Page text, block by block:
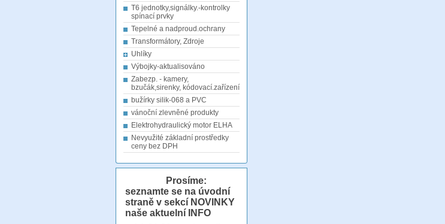
T6 jednotky,signálky.-kontrolky
spínací prvky
Tepelné a nadproud.ochrany
Transformátory, Zdroje
Uhlíky
Výbojky-aktualisováno
Zabezp. - kamery,
bzučák,sirenky, kódovací.zařízení
bužírky silik-068 a PVC
vánoční zlevněné produkty
Elektrohydraulický motor ELHA
Nevyužité základní prostředky
ceny bez DPH
Prosíme:
seznamte se na úvodní
straně v sekcí NOVINKY
naše aktuelní INFO